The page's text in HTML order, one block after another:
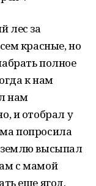
лес за
красные, но
полное
к нам
нам
и отобрал у
попросила
землю высыпал
с мамой
еще ягод.